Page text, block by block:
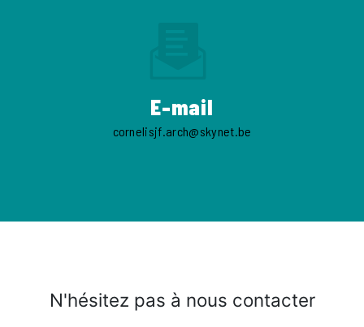
E-mail
cornelisjf.arch@skynet.be
N'hésitez pas à nous contacter